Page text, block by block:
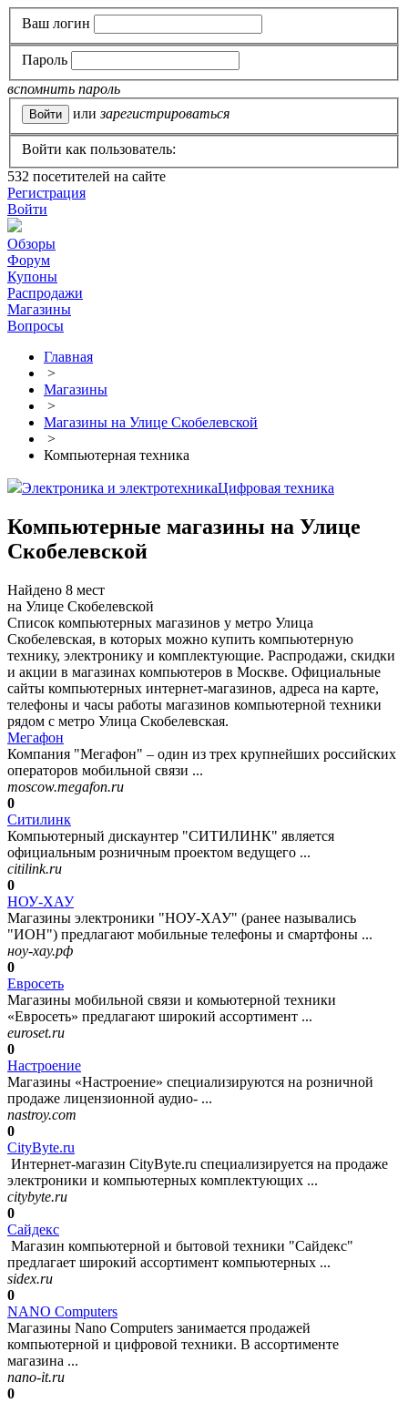
Ваш логин
Пароль
вспомнить пароль
или зарегистрироваться
Войти как пользователь:
532 посетителей на сайте
Регистрация
Войти
Обзоры
Форум
Купоны
Распродажи
Магазины
Вопросы
Главная
>
Магазины
>
Магазины на Улице Скобелевской
>
Компьютерная техника
Электроника и электротехникаЦифровая техника
Компьютерные магазины на Улице
Скобелевской
Найдено 8 мест
на Улице Скобелевской
Список компьютерных магазинов у метро Улица
Скобелевская, в которых можно купить компьютерную
технику, электронику и комплектующие. Распродажи, скидки
и акции в магазинах компьютеров в Москве. Официальные
сайты компьютерных интернет-магазинов, адреса на карте,
телефоны и часы работы магазинов компьютерной техники
рядом с метро Улица Скобелевская.
Мегафон
Компания "Мегафон" – один из трех крупнейших российских
операторов мобильной связи ...
moscow.megafon.ru
0
Ситилинк
Компьютерный дискаунтер "СИТИЛИНК" является
официальным розничным проектом ведущего ...
citilink.ru
0
НОУ-ХАУ
Магазины электроники "НОУ-ХАУ" (ранее назывались
"ИОН") предлагают мобильные телефоны и смартфоны ...
ноу-хау.рф
0
Евросеть
Магазины мобильной связи и комьютерной техники
«Евросеть» предлагают широкий ассортимент ...
euroset.ru
0
Настроение
Магазины «Настроение» специализируются на розничной
продаже лицензионной аудио- ...
nastroy.com
0
CityByte.ru
Интернет-магазин CityByte.ru специализируется на продаже
электроники и компьютерных комплектующих ...
citybyte.ru
0
Сайдекс
Магазин компьютерной и бытовой техники "Сайдекс"
предлагает широкий ассортимент компьютерных ...
sidex.ru
0
NANO Computers
Магазины Nano Computers занимается продажей
компьютерной и цифровой техники. В ассортименте
магазина ...
nano-it.ru
0